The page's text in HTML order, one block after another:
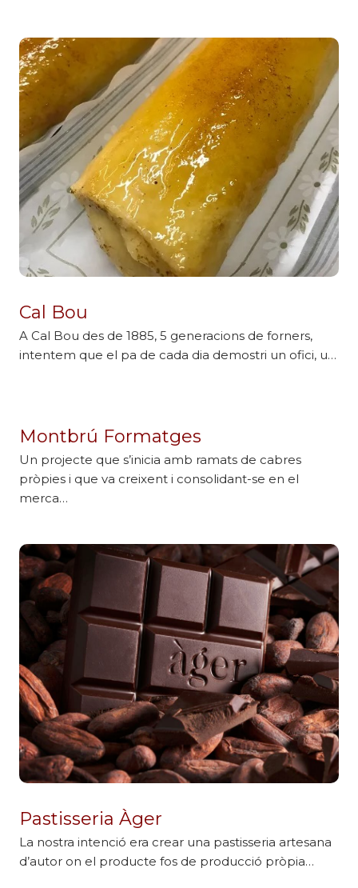
Cal Bou
A Cal Bou des de 1885, 5 generacions de forners,
intentem que el pa de cada dia demostri un ofici, u…
Montbrú Formatges
Un projecte que s’inicia amb ramats de cabres
pròpies i que va creixent i consolidant-se en el
merca…
Pastisseria Àger
La nostra intenció era crear una pastisseria artesana
d’autor on el producte fos de producció pròpia…